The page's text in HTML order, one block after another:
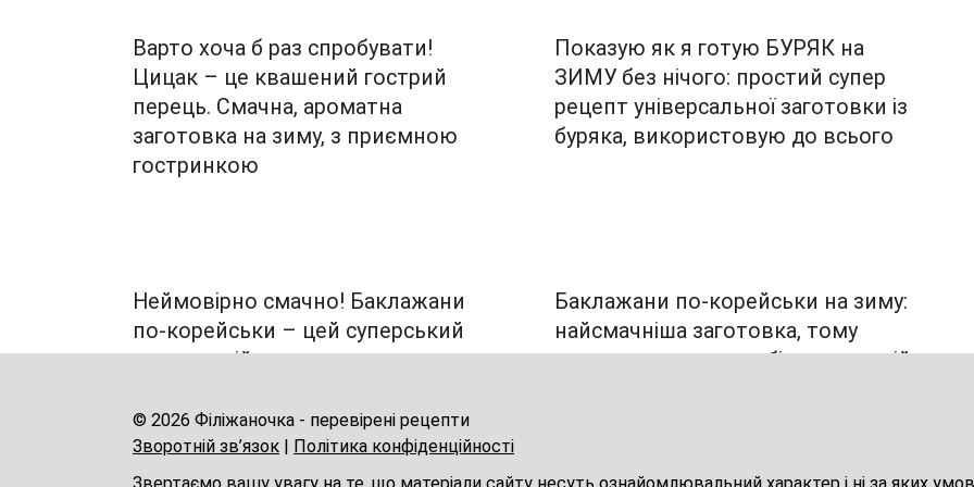
Варто хоча б раз спробувати!
Цицак – це квашений гострий
перець. Смачна, ароматна
заготовка на зиму, з приємною
гостринкою
Показую як я готую БУРЯК на
ЗИМУ без нічого: простий супер
рецепт універсальної заготовки із
буряка, використовую до всього
Неймовірно смачно! Баклажани
по-корейськи – цей суперський
рецепт увійшов до мого записника
Баклажани по-корейськи на зиму:
найсмачніша заготовка, тому
цього року зариваю більше порцій
© 2026 Філіжаночка - перевірені рецепти
Зворотній зв’язок | Політика конфіденційності